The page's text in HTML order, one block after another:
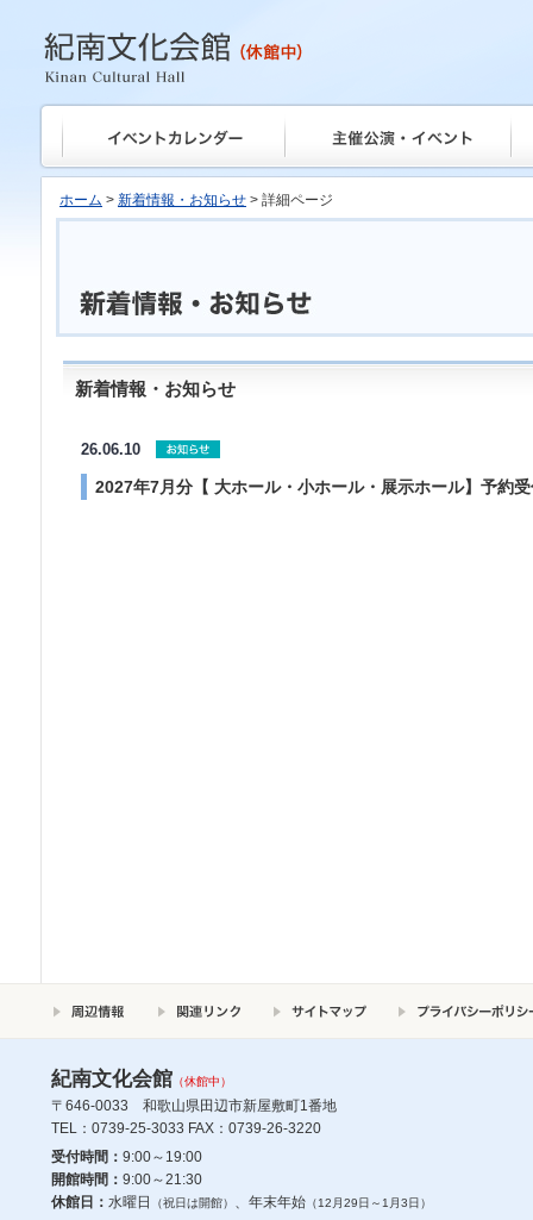
紀南文化会館
ホーム > 新着情報・お知らせ > 詳細ページ
新着情報・お知らせ
26.06.10
2027年7月分【 大ホール・小ホール・展示ホール】予約
紀南文化会館 （休館中）
〒646-0033 和歌山県田辺市新屋敷町1番地
TEL：0739-25-3033 FAX：0739-26-3220
受付時間： 9:00～19:00
開館時間： 9:00～21:30
休館日： 水曜日 （祝日は開館） 、年末年始（12月29日～1月3日）